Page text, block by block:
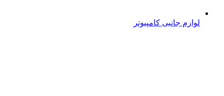
لوازم جانبی کامپیوتر